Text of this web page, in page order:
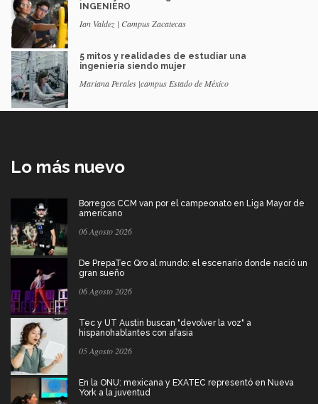
INGENIERO
Ian Valdez | Campus Zacatecas
5 mitos y realidades de estudiar una
ingeniería siendo mujer
Mariana Perales |campus Estado de México
Lo más nuevo
Borregos CCM van por el campeonato en Liga Mayor de
americano
06 Agosto 2026
De PrepaTec Qro al mundo: el escenario donde nació un
gran sueño
06 Agosto 2026
Tec y UT Austin buscan "devolver la voz" a
hispanohablantes con afasia
05 Agosto 2026
En la ONU: mexicana y EXATEC representó en Nueva
York a la juventud